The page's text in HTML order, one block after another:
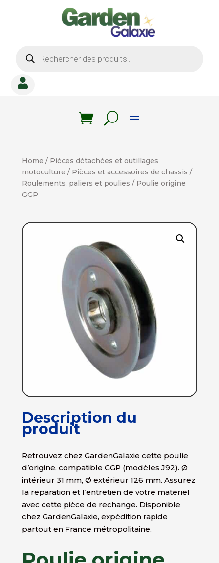
produits

Home / Pièces détachées et outillages
motoculture / Pièces et accessoires de chassis /
Roulements, paliers et poulies / Poulie origine
GGP
Description du
produit
Retrouvez chez GardenGalaxie cette poulie
d’origine, compatible GGP (modèles J92). Ø
intérieur 31 mm, Ø extérieur 126 mm. Assurez
la réparation et l’entretien de votre matériel
avec cette pièce de rechange. Disponible
chez GardenGalaxie, expédition rapide
partout en France métropolitaine.